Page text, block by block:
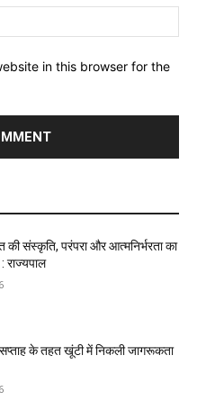
in this browser for the
की संस्कृति, परंपरा और आत्मनिर्भरता का
राज्यपाल
के तहत खूंटी में निकली जागरूकता